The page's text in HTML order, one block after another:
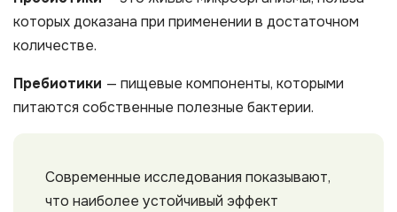
которых доказана при применении в достаточном
количестве.
Пребиотики — пищевые компоненты, которыми
питаются собственные полезные бактерии.
Современные исследования показывают,
что наиболее устойчивый эффект